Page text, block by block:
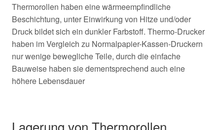
Thermorollen haben eine wärmeempfindliche
Beschichtung, unter Einwirkung von Hitze und/oder
Druck bildet sich ein dunkler Farbstoff. Thermo-Drucker
haben im Vergleich zu Normalpapier-Kassen-Druckern
nur wenige bewegliche Teile, durch die einfache
Bauweise haben sie dementsprechend auch eine
höhere Lebensdauer